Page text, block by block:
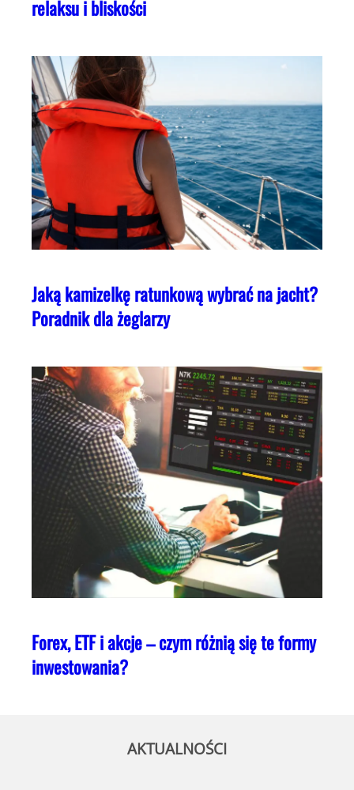
relaksu i bliskości
Jaką kamizelkę ratunkową wybrać na jacht?
Poradnik dla żeglarzy
Forex, ETF i akcje – czym różnią się te formy
inwestowania?
AKTUALNOŚCI